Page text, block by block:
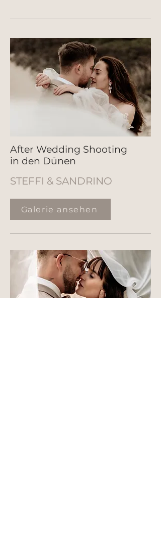
After Wedding Shooting
in den Dünen
STEFFI & SANDRINO
Galerie ansehen